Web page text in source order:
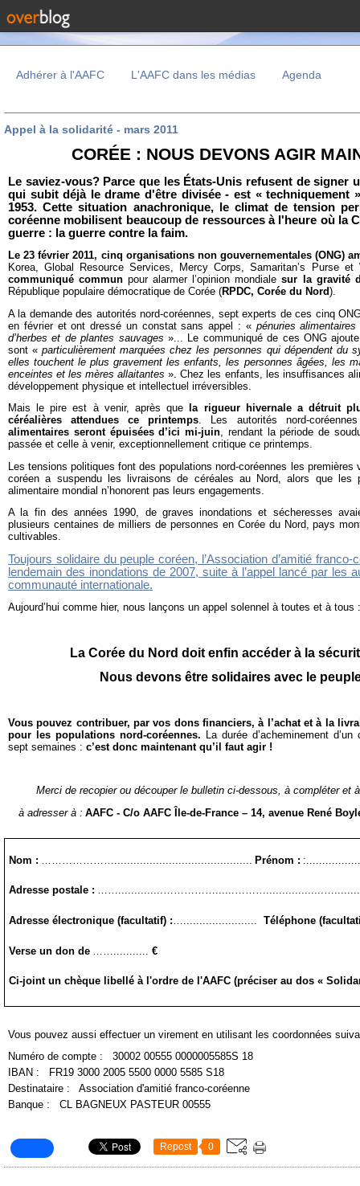
Adhérer à l'AAFC L'AAFC dans les médias Agenda
Appel à la solidarité - mars 2011
CORÉE : NOUS DEVONS AGIR
Le saviez-vous? Parce que les États-Unis refusent de signer
qui subit déjà le drame d'être divisée - est « techniquement
1953. Cette situation anachronique, le climat de tension
coréenne mobilisent beaucoup de ressources à l'heure où la
guerre : la guerre contre la faim.
Le 23 février 2011, cinq organisations non gouvernementales (ONG)
Korea, Global Resource Services, Mercy Corps, Samaritan’s Purse
communiqué commun pour alarmer l’opinion mondialesur la gravité
République populaire démocratique de Corée (RPDC, Corée du Nord).
A la demande des autorités nord-coréennes, sept experts de ces cinq
en février et ont dressé un constat sans appel : « pénuries
d’herbes et de plantes sauvages »... Le communiqué de ces ONG
sont «particulièrement marquées chez les personnes qui dépendent du
elles touchent le plus gravement les enfants, les personnes âgées, les
enceintes et les mères allaitantes ». Chez les enfants, les insuffisances
développement physique et intellectuel irréversibles.
Mais le pire est à venir, après que
la rigueur hivernale a détruit
céréalières attendues ce printemps. Les autorités nord-
alimentaires seront épuisées d’ici mi-juin, rendant la période de
passée et celle à venir, exceptionnellement critique ce printemps.
Les tensions politiques font des populations nord-coréennes les
coréen a suspendu les livraisons de céréales au Nord, alors que les
alimentaire mondial n’honorent pas leurs engagements.
A la fin des années 1990, de graves inondations et sécheresses
plusieurs centaines de milliers de personnes en Corée du Nord, pays
cultivables.
Toujours solidaire du peuple coréen, l’Association d’amitié franco-
lendemain des inondations de 2007, suite à l’appel lancé par les
communauté internationale.
Aujourd’hui comme hier, nous lançons un appel solennel à toutes et à tous :
La Corée du Nord doit enfin accéder à la
Nous devons être solidaires avec le
Vous pouvez contribuer, par vos dons financiers, à l’achat et à la
pour les populations nord-coréennes. La durée d’acheminement
sept semaines : c’est donc maintenant qu’il faut agir !
Merci de recopier ou découper le bulletin ci-dessous, à compléter et
à adresser à : AAFC - C/o AAFC Île-de-France – 14, avenue René
Nom : Prénom :
Adresse postale :
Adresse électronique (facultatif) :…....................... Téléphone
Verse un don de ……...........€
Ci-joint un chèque libellé à l'ordre de l'AAFC (préciser au dos «
Vous pouvez aussi effectuer un virement en utilisant les coordonnées
Numéro de compte :
30002 00555 0000005585S 18
IBAN :
FR19 3000 2005 5500 0000 5585 S18
Destinataire :
Association d'amitié franco-coréenne
Banque :
CL BAGNEUX PASTEUR 00555
Repost 0